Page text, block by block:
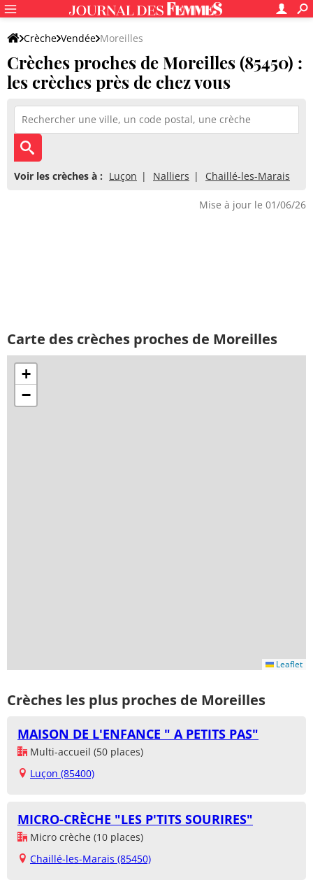
Crèche Vendée Moreilles
Crèches proches de Moreilles (85450) :
les crèches près de chez vous
Voir les crèches à : Luçon Nalliers Chaillé-les-Marais
Mise à jour le 01/06/26
Carte des crèches proches de Moreilles
+
−
Leaflet
Crèches les plus proches de Moreilles
MAISON DE L'ENFANCE " A PETITS PAS"
Multi-accueil (50 places)
Luçon (85400)
MICRO-CRÈCHE "LES P'TITS SOURIRES"
Micro crèche (10 places)
Chaillé-les-Marais (85450)